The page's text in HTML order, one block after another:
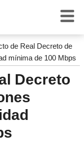
de Real Decreto de
mínima de 100 Mbps
Decreto